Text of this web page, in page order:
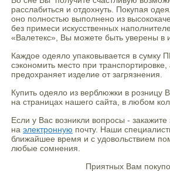
расслабиться и отдохнуть. Покупая
оно полностью выполнено из
без примеси искусственных
«Валетекс», Вы можете быть уверены в
Каждое одеяло упаковывается в сумку
сэкономить место при транспортировке,
предохраняет изделие от загрязнения.
Купить одеяло из верблюжки в розницу
на страницах нашего сайта, в любом
Если у Вас возникли вопросы -
на электронную почту. Наши
ближайшее время и с удовольствием
любые сомнения.
Приятных Вам